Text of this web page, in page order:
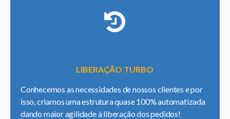
LIBERAÇÃO TURBO
Conhecemos as necessidades de nossos clientes e por
isso, criamos uma estrutura quase 100% automatizada
dando maior agilidade à liberação dos pedidos!